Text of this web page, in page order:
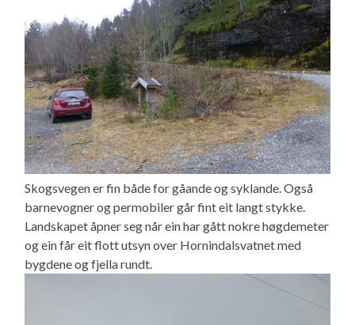
Skogsvegen er fin både for gåande og syklande. Også
barnevogner og permobiler går fint eit langt stykke.
Landskapet åpner seg når ein har gått nokre høgdemeter
og ein får eit flott utsyn over Hornindalsvatnet med
bygdene og fjella rundt.